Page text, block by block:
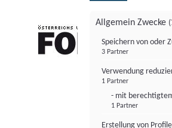
Allgemein Zwecke
Speichern von oder
3 Partner
Verwendung
1 Partner
- mit
1 Partner
Erstellung von
FONDS professionell